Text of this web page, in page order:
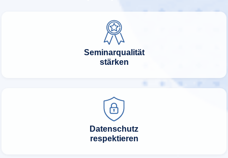
Seminarqualität
stärken
Datenschutz
respektieren